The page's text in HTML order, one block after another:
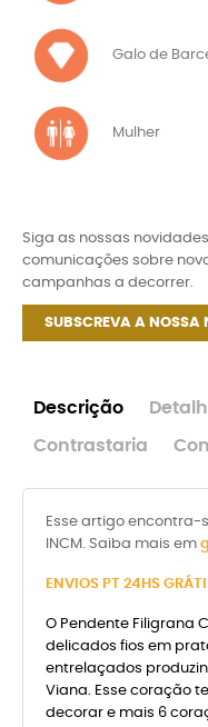
Galo de
Mulher
Siga as nossas
comunicações sobre
campanhas a decorrer.
SUBSCREVA A NOSSA
Descrição
Contrastaria
Esse artigo
INCM. Saiba mais em
ENVIOS PT 24HS
O Pendente Filigrana
delicados fios em
entrelaçados
Viana. Esse coração
decorar e mais 6